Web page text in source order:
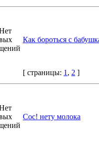
Как бороться с
[ страницы: 1 , 2 ]
Сос! нету молока